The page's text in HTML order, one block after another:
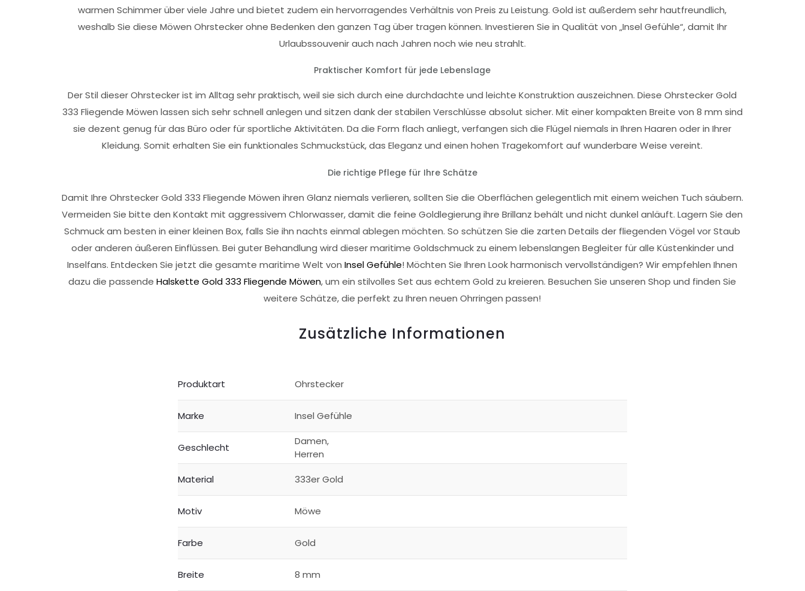
warmen Schimmer über viele Jahre und bietet zudem ein hervorragendes Verhältnis von Preis zu Leistung. Gold ist außerdem sehr hautfreundlich,
weshalb Sie diese Möwen Ohrstecker ohne Bedenken den ganzen Tag über tragen können. Investieren Sie in Qualität von „Insel Gefühle“, damit Ihr
Urlaubssouvenir auch nach Jahren noch wie neu strahlt.
Praktischer Komfort für jede Lebenslage
Der Stil dieser Ohrstecker ist im Alltag sehr praktisch, weil sie sich durch eine durchdachte und leichte Konstruktion auszeichnen. Diese Ohrstecker Gold
333 Fliegende Möwen lassen sich sehr schnell anlegen und sitzen dank der stabilen Verschlüsse absolut sicher. Mit einer kompakten Breite von 8 mm sind
sie dezent genug für das Büro oder für sportliche Aktivitäten. Da die Form flach anliegt, verfangen sich die Flügel niemals in Ihren Haaren oder in Ihrer
Kleidung. Somit erhalten Sie ein funktionales Schmuckstück, das Eleganz und einen hohen Tragekomfort auf wunderbare Weise vereint.
Die richtige Pflege für Ihre Schätze
Damit Ihre Ohrstecker Gold 333 Fliegende Möwen ihren Glanz niemals verlieren, sollten Sie die Oberflächen gelegentlich mit einem weichen Tuch säubern.
Vermeiden Sie bitte den Kontakt mit aggressivem Chlorwasser, damit die feine Goldlegierung ihre Brillanz behält und nicht dunkel anläuft. Lagern Sie den
Schmuck am besten in einer kleinen Box, falls Sie ihn nachts einmal ablegen möchten. So schützen Sie die zarten Details der fliegenden Vögel vor Staub
oder anderen äußeren Einflüssen. Bei guter Behandlung wird dieser maritime Goldschmuck zu einem lebenslangen Begleiter für alle Küstenkinder und
Inselfans. Entdecken Sie jetzt die gesamte maritime Welt vonInsel Gefühle! Möchten Sie Ihren Look harmonisch vervollständigen? Wir empfehlen Ihnen
dazu die passendeHalskette Gold 333 Fliegende Möwen, um ein stilvolles Set aus echtem Gold zu kreieren. Besuchen Sie unseren Shop und finden Sie
weitere Schätze, die perfekt zu Ihren neuen Ohrringen passen!
Zusätzliche Informationen
Produktart Ohrstecker
Marke Insel Gefühle
Geschlecht
Damen,
Herren
Material
333er Gold
Motiv Möwe
Farbe Gold
Breite 8 mm